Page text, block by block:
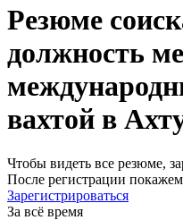
Резюме
должность
вахтой в
Чтобы видеть все резюме,
После регистрации
Зарегистрироваться
За всё время